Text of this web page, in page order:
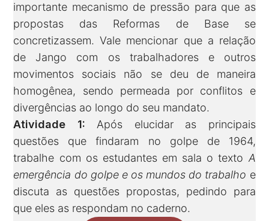
importante mecanismo de pressão para que as
propostas das Reformas de Base se
concretizassem. Vale mencionar que a relação
de Jango com os trabalhadores e outros
movimentos sociais não se deu de maneira
homogênea, sendo permeada por conflitos e
divergências ao longo do seu mandato.
Atividade 1: Após elucidar as principais
questões que findaram no golpe de 1964,
trabalhe com os estudantes em sala o texto A
emergência do golpe e os mundos do trabalho e
discuta as questões propostas, pedindo para
que eles as respondam no caderno.